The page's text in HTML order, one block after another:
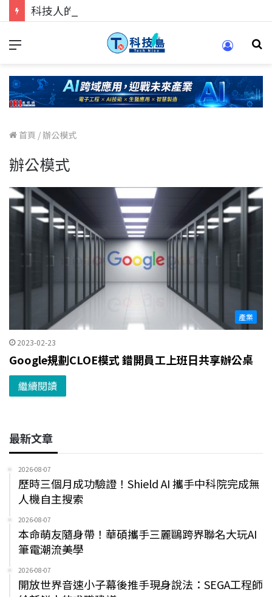
首頁 /辦公模式
辦公模式
產業
2023-02-23
Google規劃CLOE模式 錯開員工上班日共享辦公桌
繼續閱讀
最新文章
2026-08-07
歷時三個月成功驗證！Shield AI 攜手中科院完成無
人機自主搜索
2026-08-07
本命萌友隨身帶！華碩攜手三麗鷗跨界聯名大玩AI
筆電潮流美學
2026-08-07
開放世界音速小子幕後推手現身說法：SEGA工程師